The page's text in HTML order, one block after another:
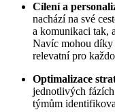
Cílení a
nachází na své
a komunikaci tak,
Navíc mohou díky
relevatní pro
Optimalizace
jednotlivých
týmům